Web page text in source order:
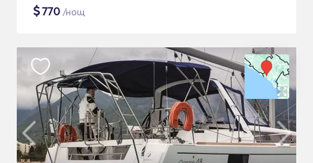
$770 /нощ